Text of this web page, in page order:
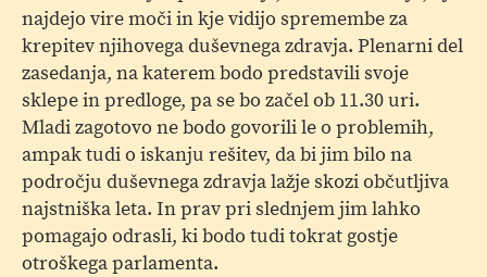
najdejo vire moči in kje vidijo spremembe za
krepitev njihovega duševnega zdravja. Plenarni del
zasedanja, na katerem bodo predstavili svoje
sklepe in predloge, pa se bo začel ob 11.30 uri.
Mladi zagotovo ne bodo govorili le o problemih,
ampak tudi o iskanju rešitev, da bi jim bilo na
področju duševnega zdravja lažje skozi občutljiva
najstniška leta. In prav pri slednjem jim lahko
pomagajo odrasli, ki bodo tudi tokrat gostje
otroškega parlamenta.